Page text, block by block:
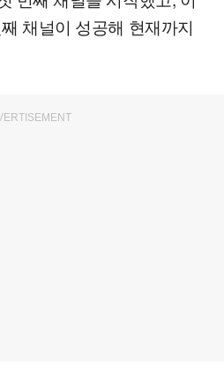
채널이 성공해 현재까지